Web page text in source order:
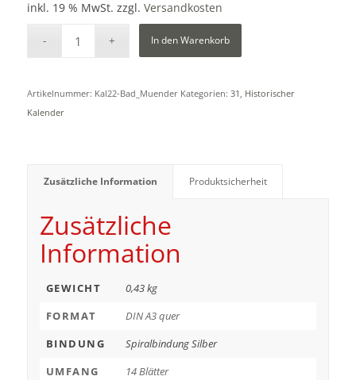
inkl. 19 % MwSt. zzgl. Versandkosten
In den Warenkorb
Artikelnummer: Kal22-Bad_Muender Kategorien: 31 , Historischer
Kalender
Zusätzliche Information Produktsicherheit
Zusätzliche
Information
GEWICHT
0,43 kg
FORMAT
DIN A3 quer
BINDUNG
Spiralbindung Silber
UMFANG
14 Blätter